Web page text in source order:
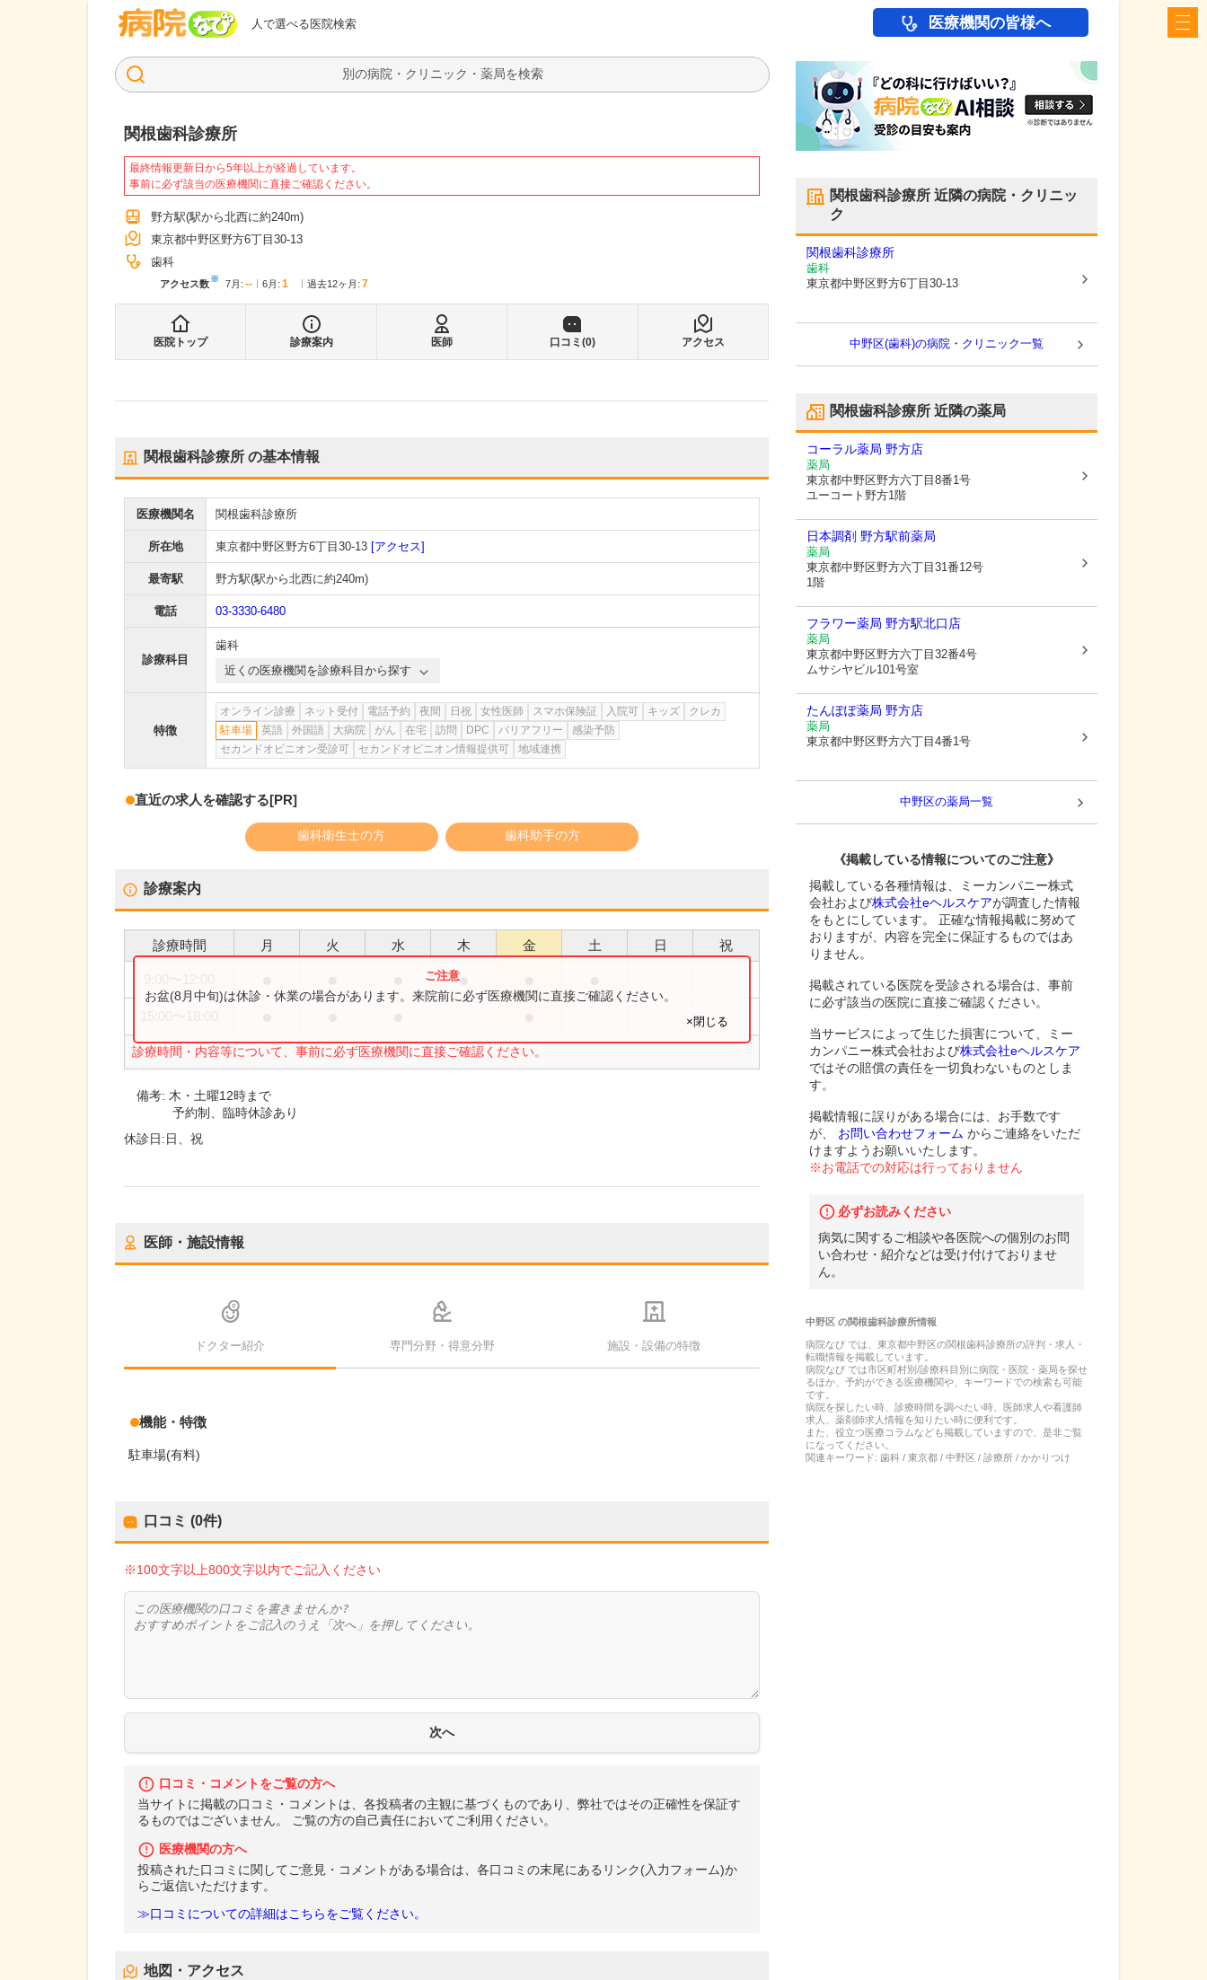
人で選べる医院検索
病院なび 医療機関の皆様へ
検索
関根歯科診療所
最終情報更新日から5年以上が経過しています。
事前に必ず該当の医療機関に直接ご確認ください。
野方駅(駅から北西に約240m)
東京都中野区野方6丁目30-13
歯科
アクセス数※ 7月 : -- 6月 : 1 過去12ヶ月: 7
医院トップ 診療案内 医師 口コミ(0) アクセス
関根歯科診療所 の基本情報
医療機関名 関根歯科診療所
所在地 東京都中野区野方6丁目30-13 [アクセス]
最寄駅 野方駅(駅から北西に約240m)
電話 03-3330-6480
診療科目
歯科
近くの医療機関を診療科目から探す
特徴
オンライン診療 ネット受付 電話予約 夜間 日祝 女性医師 スマホ保険証 入院可 キッズ
クレカ
駐車場
英語 外国語 大病院 がん 在宅 訪問 DPC バリアフリー
感染予防
セカンドオピニオン受診可
セカンドオピニオン情報提供可 地域連携
直近の求人を確認する[PR]
歯科衛生士の方 歯科助手の方
診療案内
診療時間 月 火 水 木 金 土 日 祝
●
診療時間・内容等について、事前に必ず医療機関に直接ご確認ください。
お盆(8月中旬)は休診・休業の場合があります。来院前に必ず医療機関に直接ご確認ください。
×閉じる
備考: 木・土曜12時まで
予約制、臨時休診あり
休診日:日、祝
医師・施設情報
ドクター紹介 専門分野・得意分野 施設・設備の特徴
機能・特徴
駐車場(有料)
口コミ (0件)
※100文字以上800文字以内でご記入ください
口コミ・コメントをご覧の方へ
当サイトに掲載の口コミ・コメントは、各投稿者の主観に基づくものであり、弊社ではその正確性を保証す
るものではございません。 ご覧の方の自己責任においてご利用ください。
医療機関の方へ
投稿された口コミに関してご意見・コメントがある場合は、各口コミの末尾にあるリンク(入力フォーム)か
らご返信いただけます。
≫口コミについての詳細はこちらをご覧ください。
地図・アクセス
関根歯科診療所 近隣の病院・クリニッ
ク
関根歯科診療所
歯科
東京都中野区野方6丁目30-13
中野区(歯科)の病院・クリニック一覧
関根歯科診療所 近隣の薬局
コーラル薬局 野方店
薬局
東京都中野区野方六丁目8番1号
ユーコート野方1階
日本調剤 野方駅前薬局
薬局
東京都中野区野方六丁目31番12号
1階
フラワー薬局 野方駅北口店
薬局
東京都中野区野方六丁目32番4号
ムサシヤビル101号室
たんぽぽ薬局 野方店
薬局
東京都中野区野方六丁目4番1号
中野区の薬局一覧
《掲載している情報についてのご注意》
掲載している各種情報は、ミーカンパニー株式
会社および株式会社eヘルスケアが調査した情報
をもとにしています。 正確な情報掲載に努めて
おりますが、内容を完全に保証するものではあ
りません。
掲載されている医院を受診される場合は、事前
に必ず該当の医院に直接ご確認ください。
当サービスによって生じた損害について、ミー
カンパニー株式会社および株式会社eヘルスケア
ではその賠償の責任を一切負わないものとしま
す。
掲載情報に誤りがある場合には、お手数です
が、
お問い合わせフォーム からご連絡をいただ
けますようお願いいたします。
※お電話での対応は行っておりません
必ずお読みください
病気に関するご相談や各医院への個別のお問
い合わせ・紹介などは受け付けておりませ
ん。
中野区の関根歯科診療所情報
病院なび では、 東京都中野区の関根歯科診療所の評判・求人・
転職情報を掲載しています。
病院なび では市区町村別/診療科目別に病院・医院・薬局を探せ
るほか、予約ができる医療機関や、キーワードでの検索も可能
です。
病院を探したい時、診療時間を調べたい時、医師求人や看護師
求人、薬剤師求人情報を知りたい時に便利です。
また、役立つ医療コラムなども掲載していますので、是非ご覧
になってください。
関連キーワード: 歯科 / 東京都 / 中野区 / 診療所 / かかりつけ